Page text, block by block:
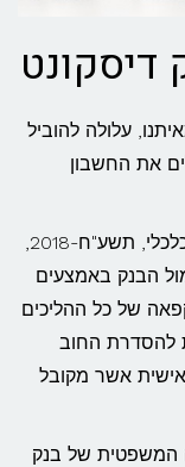
דיסקונט
עלולה להוביל
את החשבון
על פי תיקון 4 בחוק חדלות פירעון ושיקום כלכלי, תשע"ח-2018,
הבנק באמצעים
של כל ההליכים
להסדרת החוב
אישית אשר מקובל
המשפטית של בנק